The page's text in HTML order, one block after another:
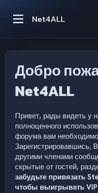
Net4ALL
Добро
Net4ALL
Привет, рады видеть у
полноценного
форума вам необходимо
Зарегистрировавшись,
другими членами
скрытые от гостей,
забудьте привязать
чтобы выигрывать